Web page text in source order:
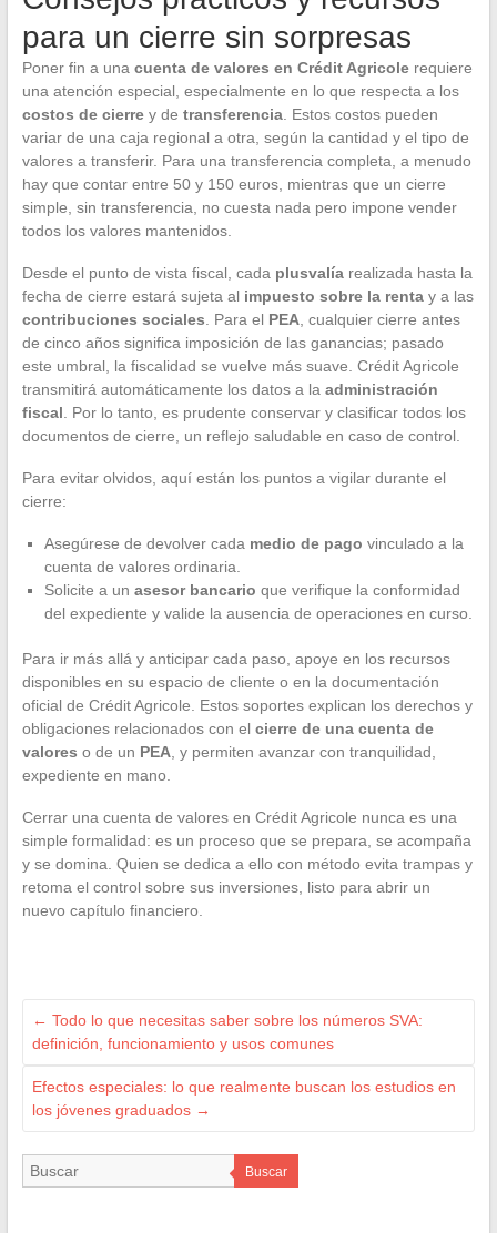
para un cierre sin sorpresas
Poner fin a una cuenta de valores en Crédit Agricolerequiere
una atención especial, especialmente en lo que respecta a los
costos de cierrey de transferencia. Estos costos pueden
variar de una caja regional a otra, según la cantidad y el tipo de
valores a transferir. Para una transferencia completa, a menudo
hay que contar entre 50 y 150 euros, mientras que un cierre
simple, sin transferencia, no cuesta nada pero impone vender
todos los valores mantenidos.
Desde el punto de vista fiscal, cada plusvalíarealizada hasta la
fecha de cierre estará sujeta al impuesto sobre la rentay a las
contribuciones sociales . Para el PEA, cualquier cierre antes
de cinco años significa imposición de las ganancias; pasado
este umbral, la fiscalidad se vuelve más suave. Crédit Agricole
transmitirá automáticamente los datos a la administración
fiscal . Por lo tanto, es prudente conservar y clasificar todos los
documentos de cierre, un reflejo saludable en caso de control.
Para evitar olvidos, aquí están los puntos a vigilar durante el
cierre:
Asegúrese de devolver cada medio de pago vinculado a la
cuenta de valores ordinaria.
Solicite a un asesor bancario que verifique la conformidad
del expediente y valide la ausencia de operaciones en curso.
Para ir más allá y anticipar cada paso, apoye en los recursos
disponibles en su espacio de cliente o en la documentación
oficial de Crédit Agricole. Estos soportes explican los derechos y
obligaciones relacionados con el cierre de una cuenta de
valores o de un PEA, y permiten avanzar con tranquilidad,
expediente en mano.
Cerrar una cuenta de valores en Crédit Agricole nunca es una
simple formalidad: es un proceso que se prepara, se acompaña
y se domina. Quien se dedica a ello con método evita trampas y
retoma el control sobre sus inversiones, listo para abrir un
nuevo capítulo financiero.
← Todo lo que necesitas saber sobre los números SVA:
definición, funcionamiento y usos comunes
Efectos especiales: lo que realmente buscan los estudios en
los jóvenes graduados →
Buscar